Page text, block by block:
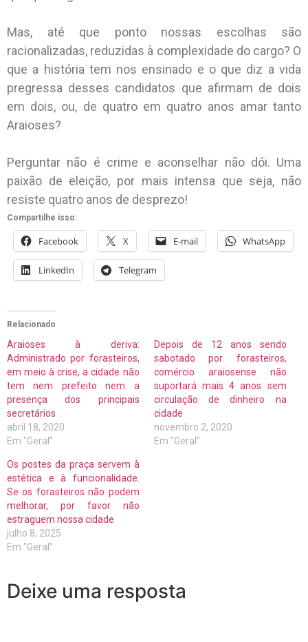
Mas, até que ponto nossas escolhas são
racionalizadas, reduzidas à complexidade do cargo? O
que a história tem nos ensinado e o que diz a vida
pregressa desses candidatos que afirmam de dois
em dois, ou, de quatro em quatro anos amar tanto
Araioses?
Perguntar não é crime e aconselhar não dói. Uma
paixão de eleição, por mais intensa que seja, não
resiste quatro anos de desprezo!
Compartilhe isso:
Facebook X E-mail WhatsApp
LinkedIn Telegram
Relacionado
Araioses à deriva:
Administrado por forasteiros,
em meio à crise, a cidade não
tem nem prefeito nem a
presença dos principais
secretários
abril 18, 2020
Em "Geral"
Depois de 12 anos sendo
sabotado por forasteiros,
comércio araiosense não
suportará mais 4 anos sem
circulação de dinheiro na
cidade
novembro 2, 2020
Em "Geral"
Os postes da praça servem à
estética e à funcionalidade.
Se os forasteiros não podem
melhorar, por favor não
estraguem nossa cidade
julho 8, 2025
Em "Geral"
Deixe uma resposta